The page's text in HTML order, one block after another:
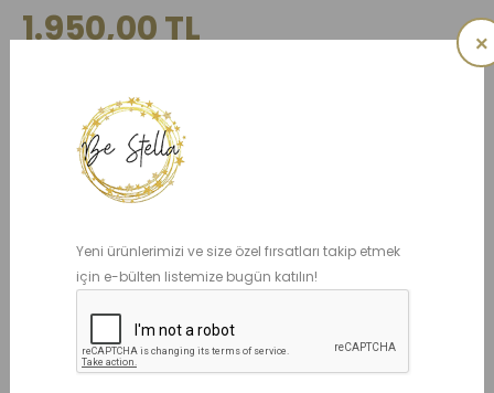
Yeni ürünlerimizi ve size özel fırsatları takip etmek
için e-bülten listemize bugün katılın!
×
1.950,00 TL
ADET
Benzer Ürünler